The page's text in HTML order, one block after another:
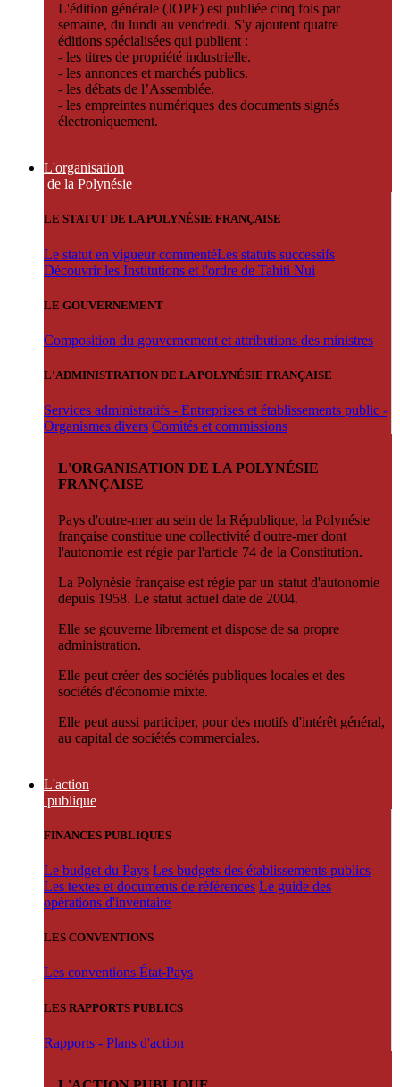
L'édition générale (JOPF) est publiée cinq fois par
semaine, du lundi au vendredi. S'y ajoutent quatre
éditions spécialisées qui publient :
- les titres de propriété industrielle.
- les annonces et marchés publics.
- les débats de l’Assemblée.
- les empreintes numériques des documents signés
électroniquement.
L'organisation
de la Polynésie
LE STATUT DE LA POLYNÉSIE FRANÇAISE
Le statut en vigueur commentéLes statuts successifs
Découvrir les Institutions et l'ordre de Tahiti Nui
LE GOUVERNEMENT
Composition du gouvernement et attributions des ministres
L'ADMINISTRATION DE LA POLYNÉSIE FRANÇAISE
Services administratifs - Entreprises et établissements public -
Organismes divers Comités et commissions
L'ORGANISATION DE LA POLYNÉSIE
FRANÇAISE
Pays d'outre-mer au sein de la République, la Polynésie
française constitue une collectivité d'outre-mer dont
l'autonomie est régie par l'article 74 de la Constitution.
La Polynésie française est régie par un statut d'autonomie
depuis 1958. Le statut actuel date de 2004.
Elle se gouverne librement et dispose de sa propre
administration.
Elle peut créer des sociétés publiques locales et des
sociétés d'économie mixte.
Elle peut aussi participer, pour des motifs d'intérêt général,
au capital de sociétés commerciales.
L'action
publique
FINANCES PUBLIQUES
Le budget du Pays Les budgets des établissements publics
Les textes et documents de références Le guide des
opérations d'inventaire
LES CONVENTIONS
Les conventions État-Pays
LES RAPPORTS PUBLICS
Rapports - Plans d'action